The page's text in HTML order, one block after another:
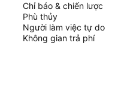
Chỉ báo & chiến lược
Phù thủy
Người làm việc tự do
Không gian trả phí